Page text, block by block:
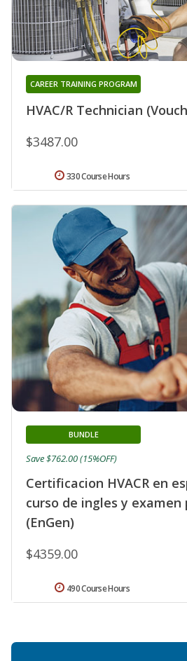
HVAC/R Technician
CAREER TRAINING PROGRAM
$3487.00
330 Course Hours
Certificacion HVACR en
curso de ingles y
(EnGen)
BUNDLE
$4359.00
Save $762.00 (15%OFF)
490 Course Hours